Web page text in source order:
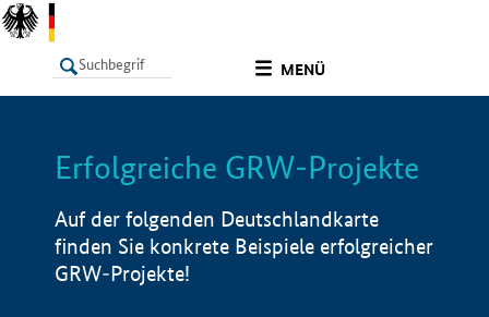
MENÜ
LISTE Info
Erfolgreiche GRW-Projekte
Auf der folgenden Deutschlandkarte
finden Sie konkrete Beispiele erfolgreicher
GRW-Projekte!